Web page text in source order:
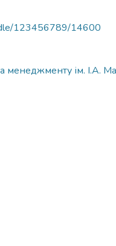
123456789/14600
ім. І.А.